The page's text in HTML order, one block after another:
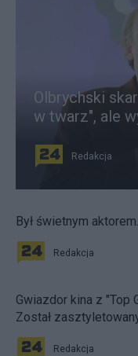
Olbrychski
w twarz", ale
Redakcja
Był świetnym
Redakcja
Gwiazdor kina z "Top
Został
Redakcja